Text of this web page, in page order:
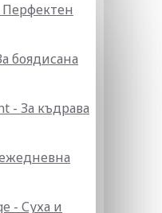
боядисана
- За къдрава
- Суха и